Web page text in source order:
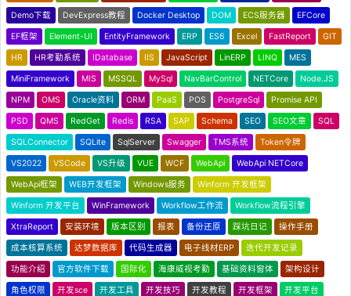
Demo下载 DevExpress教程 Docker Desktop DOM ECS服务器 EFCore
EF框架 Element-UI EntityFramework ERP ES6 Excel FastReport GIT
HR HR考勤系统 IDatabase IIS JavaScript LinERP LINQ MES
MiniFramework MIS MSSQL MySql NavBarControl NETCore Node.JS
NPM OMS Oracle资料 ORM PaaS POS PostgreSql Promise API
PSD QMS RedGet Redis RSA SAP Schema SEO SEO文章 SQL
SQLConnector SQLite SqlServer Swagger TMS系统 Token令牌
VS2022 VSCode VS升级 VUE WCF WebApi WebApi NETCore
WebApi框架 WEB开发框架 Windows服务 Winform 开发框架
Winform 开发平台 WinFramework Workflow工作流 Workflow流程引擎
XtraReport 安装环境 版本区别 报表 备份还原 踩坑日记 操作手册
成本核算系统 达梦数据库 代码生成器 电子线材ERP 迭代开发记录
功能介绍 官方软件下载 国际化 海康威视考勤 基础资料窗体 架构设计
角色权限 开发sce 开发工具 开发技巧 开发教程 开发框架 开发平台